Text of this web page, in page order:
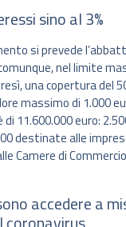
sino al 3%
si prevede
nel limite
una copertura del
massimo di 1.000
11.600.000 euro:
destinate alle
Camere di
accedere a